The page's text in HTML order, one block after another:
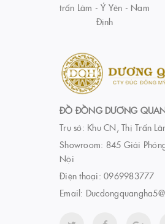
trấn Lâm - Ý Yên - Nam
Định
ĐỒ ĐỒNG DƯƠNG
Trụ sở: Khu CN, Thị Trấn
Showroom: 845 Giải
Nội
Điện thoại: 0969983777
Email: